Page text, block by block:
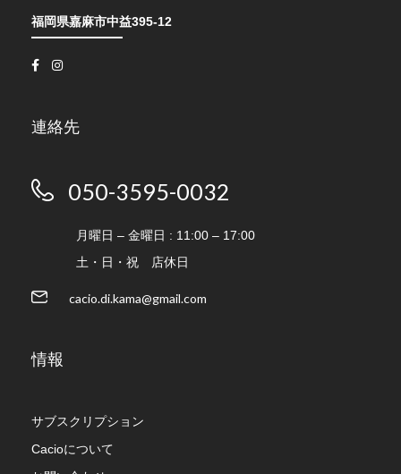
福岡県嘉麻市中益395-12
連絡先
050-3595-0032
月曜日 – 金曜日 : 11:00 – 17:00
土・日・祝 店休日
cacio.di.kama@gmail.com
情報
サブスクリプション
Cacioについて